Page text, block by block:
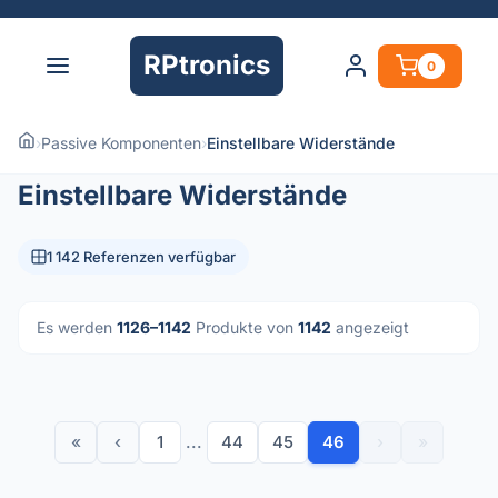
RPtronics 0
›Passive Komponenten›Einstellbare Widerstände
Einstellbare Widerstände
1 142 Referenzen verfügbar
Es werden 1126–1142 Produkte von 1142 angezeigt
« ‹ 1 ... 44 45 46